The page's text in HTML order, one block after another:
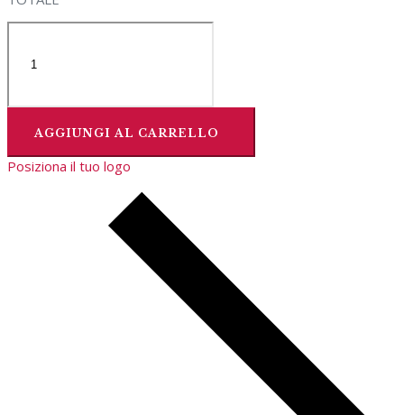
AGGIUNGI AL CARRELLO
Posiziona il tuo logo